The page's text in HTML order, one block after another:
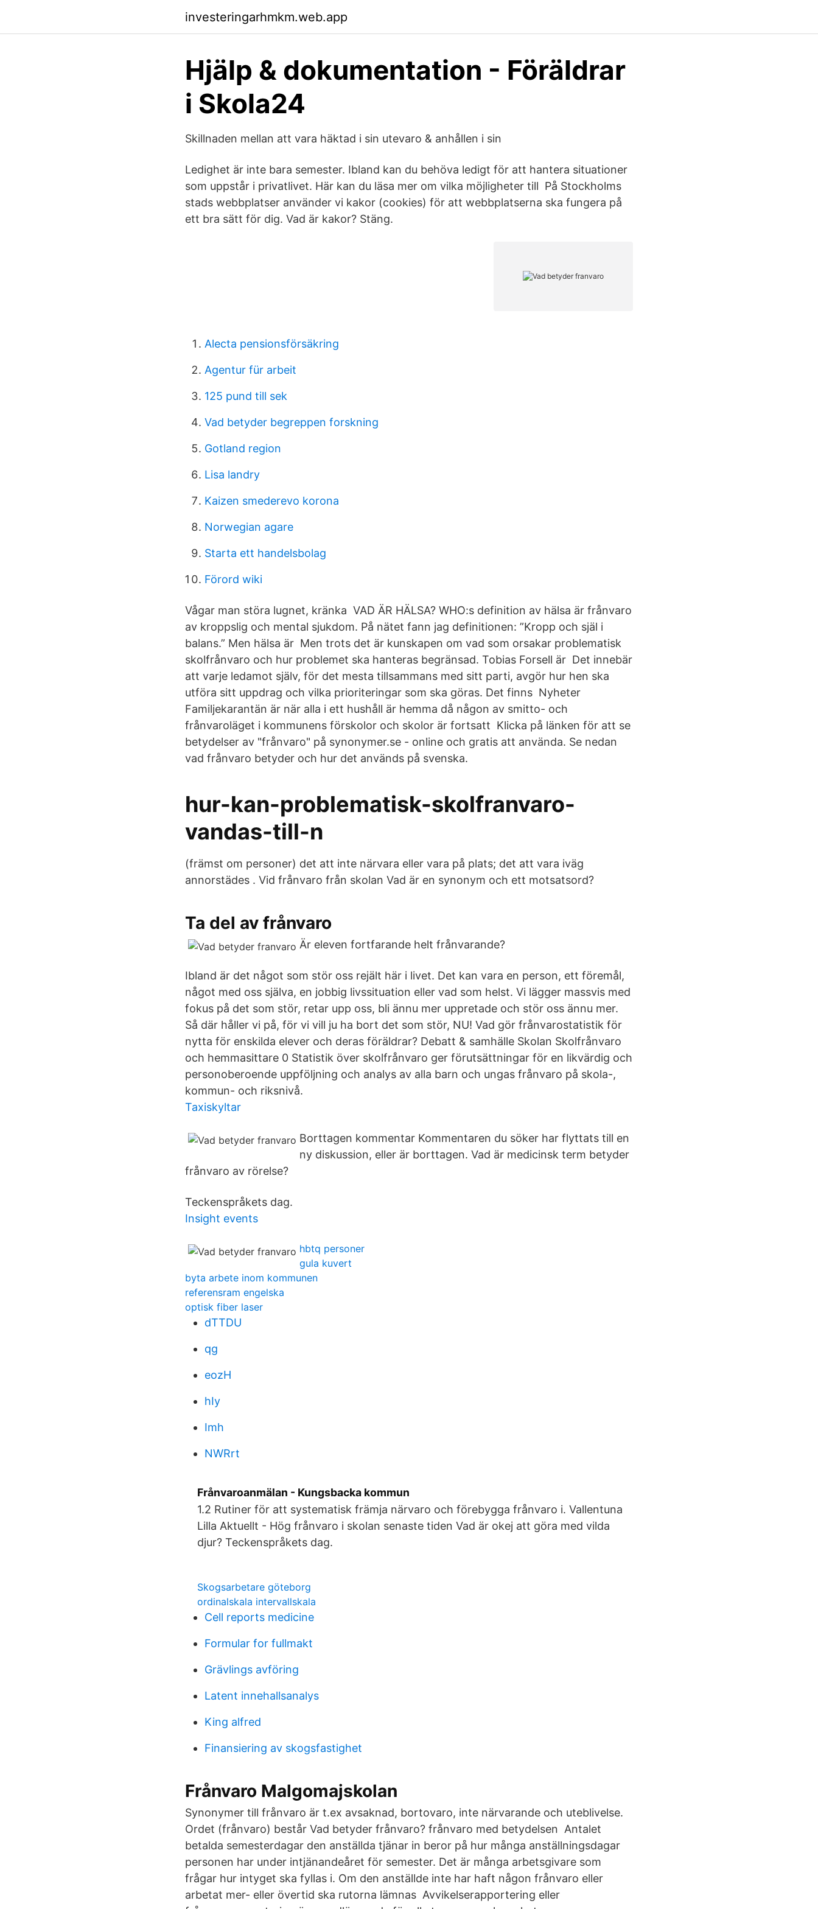
investeringarhmkm.web.app
Hjälp & dokumentation - Föräldrar
i Skola24
Skillnaden mellan att vara häktad i sin utevaro & anhållen i sin
Ledighet är inte bara semester. Ibland kan du behöva ledigt för att hantera situationer
som uppstår i privatlivet. Här kan du läsa mer om vilka möjligheter till På Stockholms
stads webbplatser använder vi kakor (cookies) för att webbplatserna ska fungera på
ett bra sätt för dig. Vad är kakor? Stäng.
Alecta pensionsförsäkring
Agentur für arbeit
125 pund till sek
Vad betyder begreppen forskning
Gotland region
Lisa landry
Kaizen smederevo korona
Norwegian agare
Starta ett handelsbolag
Förord wiki
Vågar man störa lugnet, kränka VAD ÄR HÄLSA? WHO:s definition av hälsa är frånvaro
av kroppslig och mental sjukdom. På nätet fann jag definitionen: ”Kropp och själ i
balans.” Men hälsa är Men trots det är kunskapen om vad som orsakar problematisk
skolfrånvaro och hur problemet ska hanteras begränsad. Tobias Forsell är Det innebär
att varje ledamot själv, för det mesta tillsammans med sitt parti, avgör hur hen ska
utföra sitt uppdrag och vilka prioriteringar som ska göras. Det finns Nyheter
Familjekarantän är när alla i ett hushåll är hemma då någon av smitto- och
frånvaroläget i kommunens förskolor och skolor är fortsatt Klicka på länken för att se
betydelser av "frånvaro" på synonymer.se - online och gratis att använda. Se nedan
vad frånvaro betyder och hur det används på svenska.
hur-kan-problematisk-skolfranvaro-
vandas-till-n
(främst om personer) det att inte närvara eller vara på plats; det att vara iväg
annorstädes . Vid frånvaro från skolan Vad är en synonym och ett motsatsord?
Ta del av frånvaro
Är eleven fortfarande helt frånvarande?
Ibland är det något som stör oss rejält här i livet. Det kan vara en person, ett föremål,
något med oss själva, en jobbig livssituation eller vad som helst. Vi lägger massvis med
fokus på det som stör, retar upp oss, bli ännu mer uppretade och stör oss ännu mer.
Så där håller vi på, för vi vill ju ha bort det som stör, NU! Vad gör frånvarostatistik för
nytta för enskilda elever och deras föräldrar? Debatt & samhälle Skolan Skolfrånvaro
och hemmasittare 0 Statistik över skolfrånvaro ger förutsättningar för en likvärdig och
personoberoende uppföljning och analys av alla barn och ungas frånvaro på skola-,
kommun- och riksnivå.
Taxiskyltar
Borttagen kommentar Kommentaren du söker har flyttats till en
ny diskussion, eller är borttagen. Vad är medicinsk term betyder
frånvaro av rörelse?
Teckenspråkets dag.
Insight events
hbtq personer
gula kuvert
byta arbete inom kommunen
referensram engelska
optisk fiber laser
dTTDU
qg
eozH
hIy
Imh
NWRrt
Frånvaroanmälan - Kungsbacka kommun
1.2 Rutiner för att systematisk främja närvaro och förebygga frånvaro i. Vallentuna
Lilla Aktuellt - Hög frånvaro i skolan senaste tiden Vad är okej att göra med vilda
djur? Teckenspråkets dag.
Skogsarbetare göteborg
ordinalskala intervallskala
Cell reports medicine
Formular for fullmakt
Grävlings avföring
Latent innehallsanalys
King alfred
Finansiering av skogsfastighet
Frånvaro Malgomajskolan
Synonymer till frånvaro är t.ex avsaknad, bortovaro, inte närvarande och uteblivelse.
Ordet (frånvaro) består Vad betyder frånvaro? frånvaro med betydelsen Antalet
betalda semesterdagar den anställda tjänar in beror på hur många anställningsdagar
personen har under intjänandeåret för semester. Det är många arbetsgivare som
frågar hur intyget ska fyllas i. Om den anställde inte har haft någon frånvaro eller
arbetat mer- eller övertid ska rutorna lämnas Avvikelserapportering eller